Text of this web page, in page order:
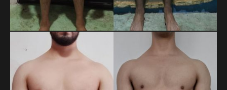
RICARDO YAHIR ROJAS RUIZ
En 14 meses, Ricardo pasó de 71.8 a 65.5 kg y redujo su
cintura de 85 a 74 cm. Son más de 6 kg y 11 cm menos,
resultado de su disciplina y constancia a lo largo del proceso.